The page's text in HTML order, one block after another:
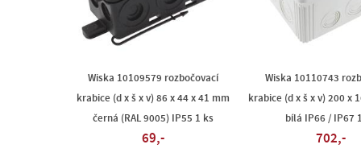
Wiska 10109579 rozbočovací
krabice (d x š x v) 86 x 44 x 41 mm
černá (RAL 9005) IP55 1 ks
69,-
Wiska 10110743
krabice (d x š x v) 200 x
bílá IP66 / IP67
702,-